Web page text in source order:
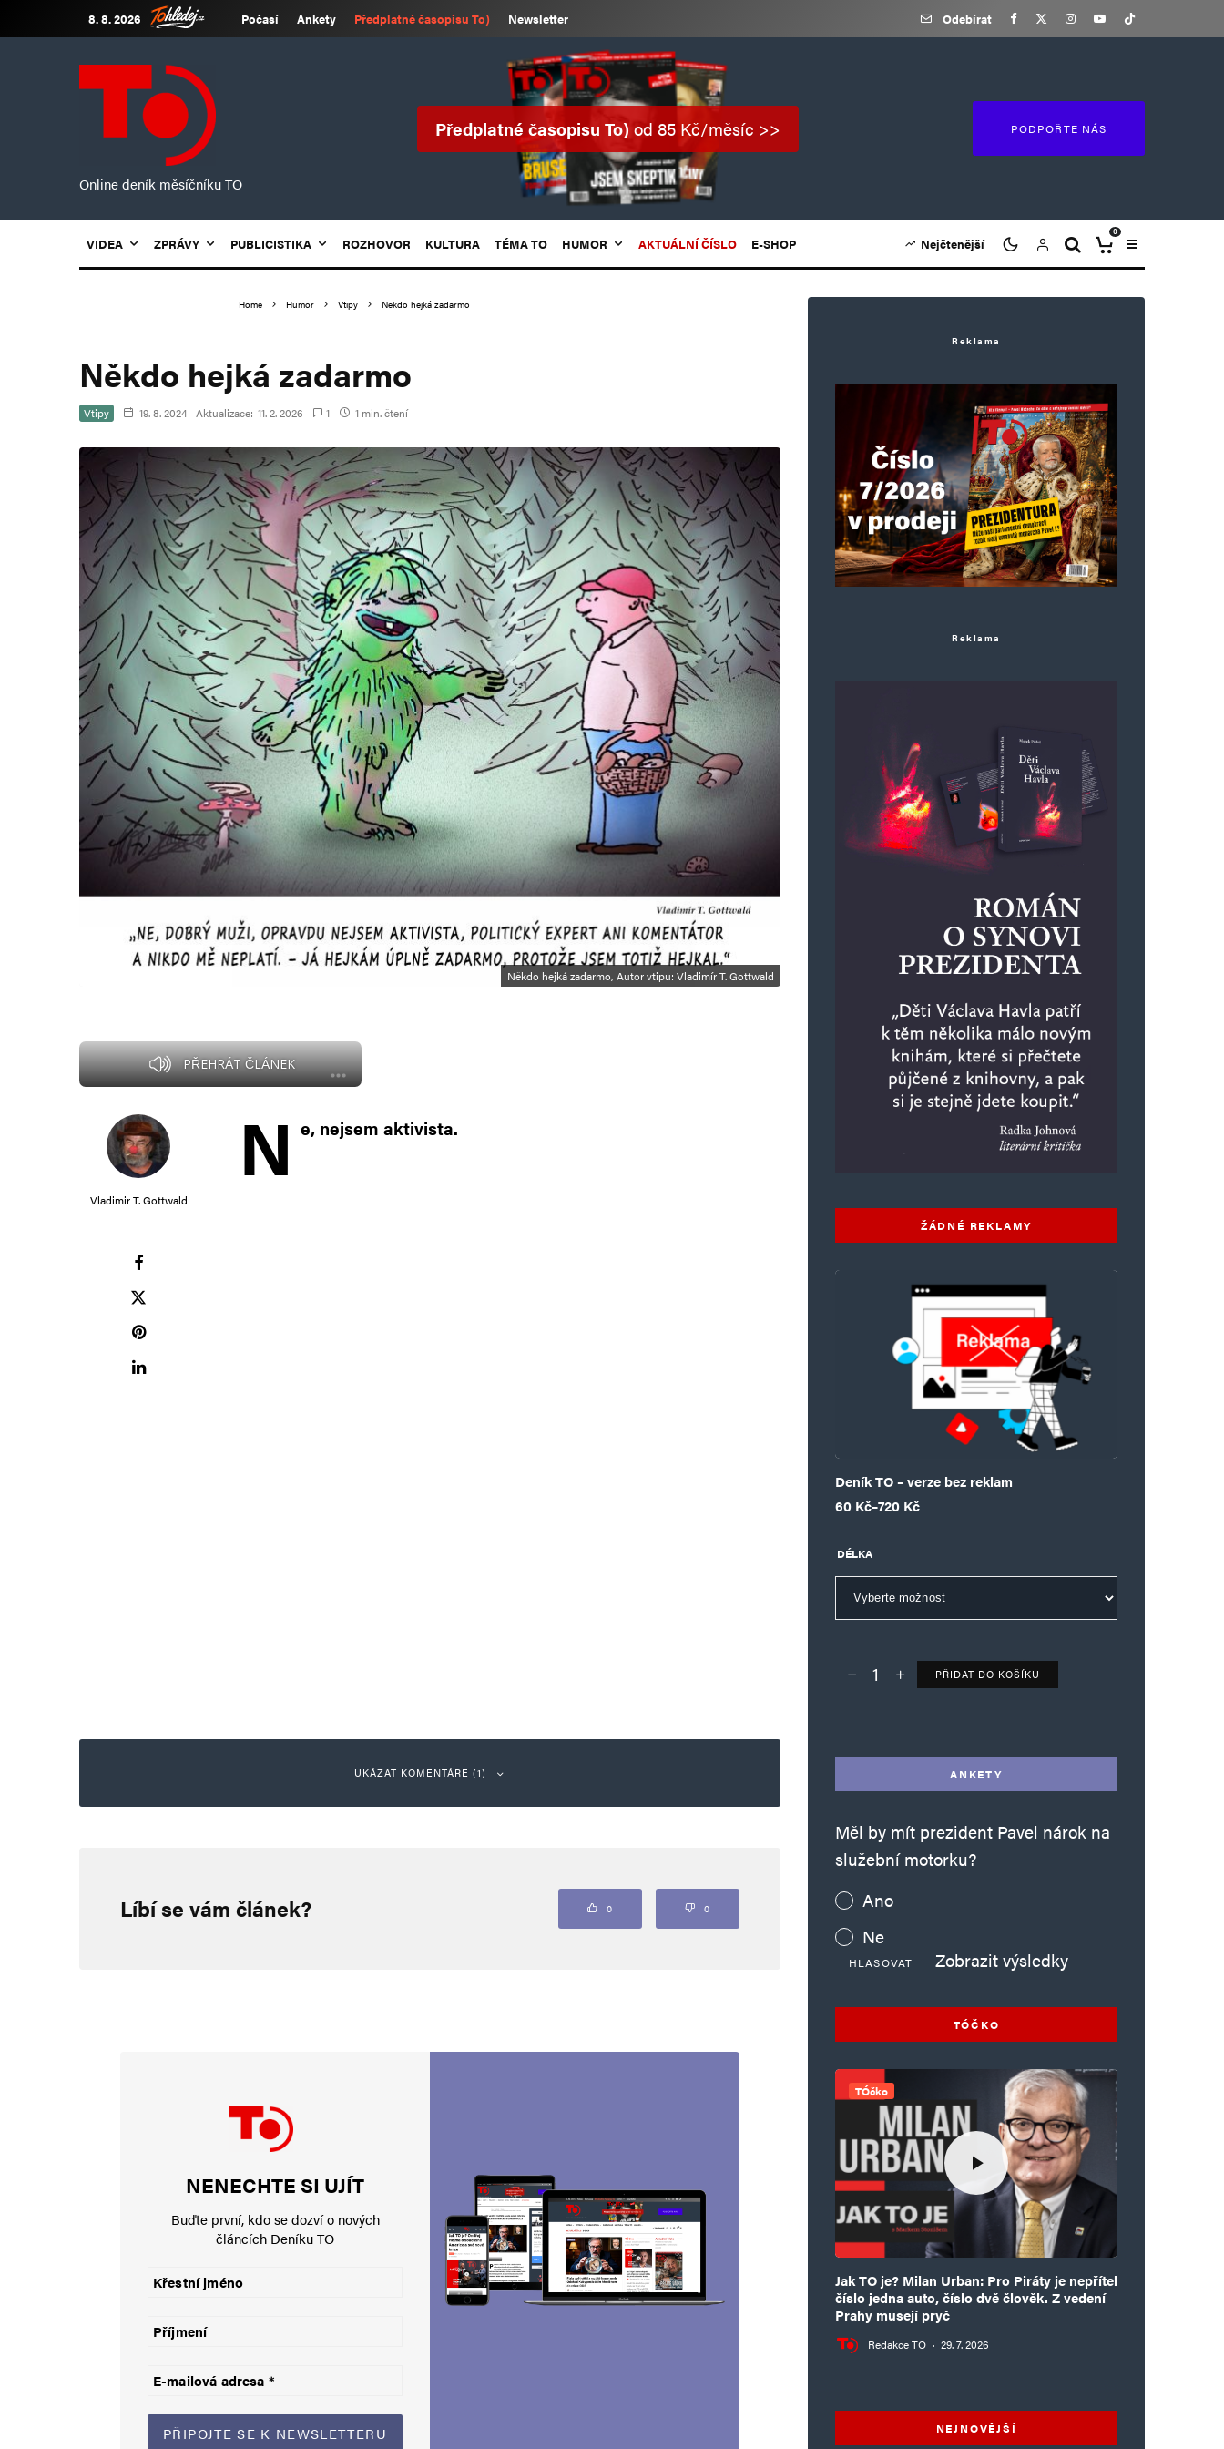
8. 8. 2026 Počasí Ankety Předplatné časopisu To) Newsletter Odebírat
Online deník měsíčníku TO
Předplatné časopisu To)od 85 Kč/měsíc >> PODPOŘTE NÁS
VIDEA ZPRÁVY PUBLICISTIKA ROZHOVOR KULTURA TÉMA TO HUMOR AKTUÁLNÍ ČÍSLO E-SHOP Nejčtenější
0
Home Humor Vtipy Někdo hejká zadarmo
Někdo hejká zadarmo
Vtipy 19. 8. 2024 Aktualizace: 11. 2. 2026 1 1 min. čtení
Někdo hejká zadarmo, Autor vtipu: Vladimír T. Gottwald
PŘEHRÁT ČLÁNEK
Vladimir T. Gottwald
N e, nejsem aktivista.
UKÁZAT KOMENTÁŘE (1)
chirurgové z dovozu ani zubaři z ukrainy nedostatky nevyřeší…
Vaše e-mailová adresa nebude zveřejněna.Vyžadované informace jsou označeny
Líbí se vám článek? 0 0
NENECHTE SI UJÍT
Buďte první, kdo se dozví o nových
článcích Deníku TO
Reklama
Reklama
ŽÁDNÉ REKLAMY
Deník TO – verze bez reklam
60 Kč–720 Kč
Rozpětí cen: 60 Kč až 720 Kč
DÉLKA
Deník TO – verze bez reklam množství
PŘIDAT DO KOŠÍKU
ANKETY
Měl by mít prezident Pavel nárok na
služební motorku?
Ano
Ne
HLASOVAT Zobrazit výsledky
TÓČKO
TÓčko
Jak TO je? Milan Urban: Pro Piráty je nepřítel
číslo jedna auto, číslo dvě člověk. Z vedení
Prahy musejí pryč
Redakce TO · 29. 7. 2026
NEJNOVĚJŠÍ